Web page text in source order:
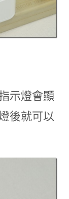
示燈會顯
後就可以